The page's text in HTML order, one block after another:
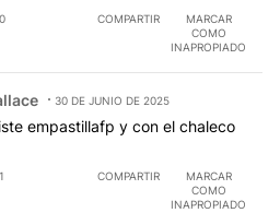
0 COMPARTIR
MARCAR
COMO
INAPROPIADO
30 DE JUNIO DE 2025
empastillafp y con el chaleco
1 COMPARTIR
MARCAR
COMO
INAPROPIADO